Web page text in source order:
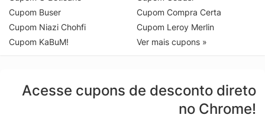
Cupom Buser
Cupom Niazi Chohfi
Cupom KaBuM!
Cupom Compra Certa
Cupom Leroy Merlin
Ver mais cupons »
Acesse cupons de desconto direto
no Chrome!